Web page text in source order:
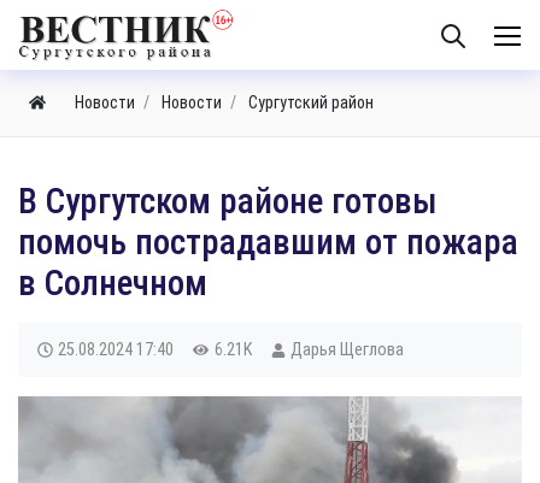
Новости Новости Сургутский район
В Сургутском районе готовы
помочь пострадавшим от пожара
в Солнечном
25.08.2024 17:40 6.21K Дарья Щеглова